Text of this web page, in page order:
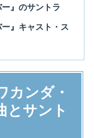
』のサントラ
』キャスト・ス
カンダ・
とサント